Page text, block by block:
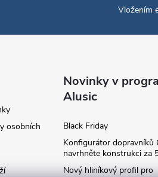
Vložením
osobních
Novinky v
Alusic
Black Friday
Konfigurátor dopravníků
navrhněte konstrukci za
Nový hliníkový profil pro